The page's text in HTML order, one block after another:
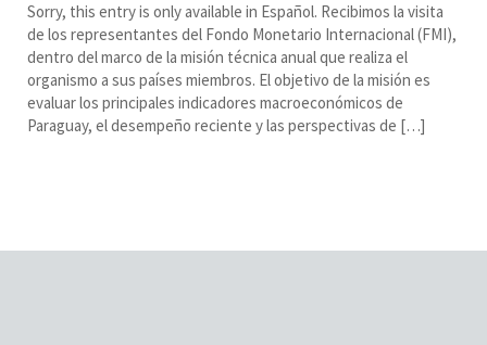
Sorry, this entry is only available in Español. Recibimos la visita
de los representantes del Fondo Monetario Internacional (FMI),
dentro del marco de la misión técnica anual que realiza el
organismo a sus países miembros. El objetivo de la misión es
evaluar los principales indicadores macroeconómicos de
Paraguay, el desempeño reciente y las perspectivas de […]